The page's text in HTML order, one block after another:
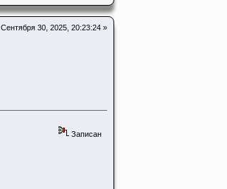
Сентября 30, 2025, 20:23:24 »
Записан